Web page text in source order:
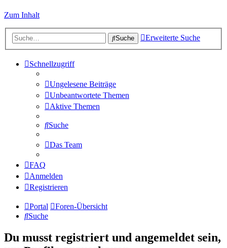
Zum Inhalt
Suche Erweiterte Suche
Schnellzugriff
Ungelesene Beiträge
Unbeantwortete Themen
Aktive Themen
Suche
Das Team
FAQ
Anmelden
Registrieren
Portal
Foren-Übersicht
Suche
Du musst registriert und angemeldet sein,